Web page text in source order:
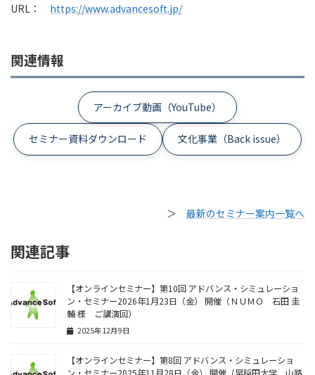
URL： https://www.advancesoft.jp/
関連情報
アーカイブ動画（YouTube）
セミナー資料ダウンロード 文化事業（Back issue）
＞ 最新のセミナー案内一覧へ
関連記事
【オンラインセミナー】第10回 アドバンス・シミュレーショ
ン・セミナー2026年1月23日（金） 開催（ＮＵＭＯ 石田 圭
輔 様 ご講演回）
2025年12月9日
【オンラインセミナー】第8回 アドバンス・シミュレーショ